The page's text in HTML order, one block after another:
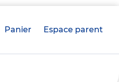
Panier crèche(s)
Espace parent